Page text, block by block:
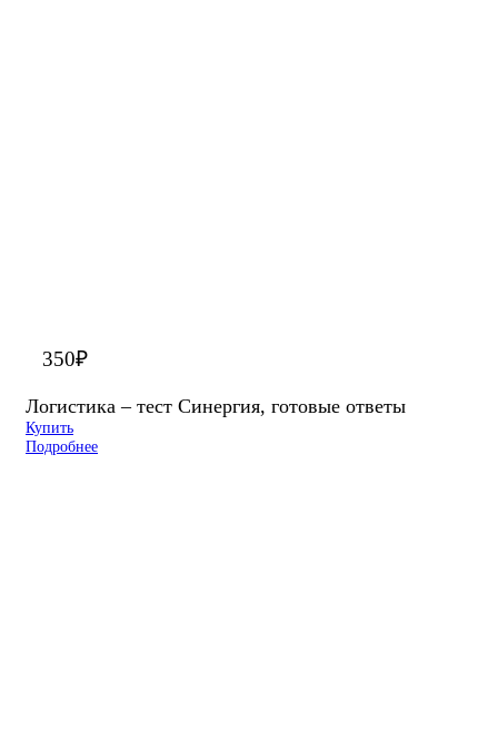
350₽
Логистика – тест Синергия, готовые ответы
Купить
Подробнее